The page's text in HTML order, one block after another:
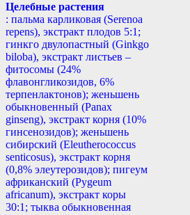
Целебные растения
: пальма карликовая (Serenoa
repens), экстракт плодов 5:1;
гинкго двулопастный (Ginkgo
biloba), экстракт листьев –
фитосомы (24%
флавонгликозидов, 6%
терпенлактонов); женьшень
обыкновенный (Panax
ginseng), экстракт корня (10%
гинсенозидов); женьшень
сибирский (Eleutherococcus
senticosus), экстракт корня
(0,8% элеутерозидов); пигеум
африканский (Pygeum
africanum), экстракт коры
30:1; тыква обыкновенная